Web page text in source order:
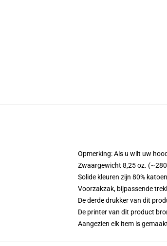
Opmerking: Als u wilt uw
Zwaargewicht 8,25 oz.
Solide kleuren zijn 80%
Voorzakzak, bijpassende
De derde drukker van dit
De printer van dit product
Aangezien elk item is